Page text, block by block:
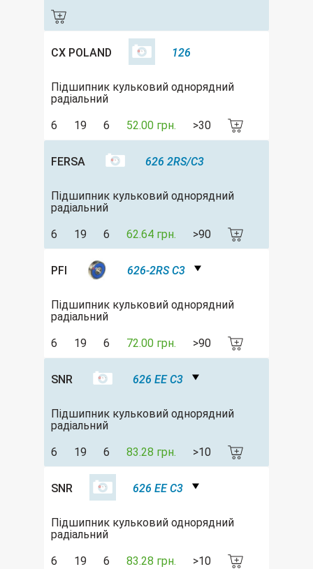
CX POLAND 126
Підшипник кульковий однорядний
радіальний
6 19 6 52.00 грн. >30
FERSA 626 2RS/C3
Підшипник кульковий однорядний
радіальний
6 19 6 62.64 грн. >90
PFI 626-2RS C3
Підшипник кульковий однорядний
радіальний
6 19 6 72.00 грн. >90
SNR 626 EE C3
Підшипник кульковий однорядний
радіальний
6 19 6 83.28 грн. >10
SNR 626 EE C3
Підшипник кульковий однорядний
радіальний
6 19 6 83.28 грн. >10